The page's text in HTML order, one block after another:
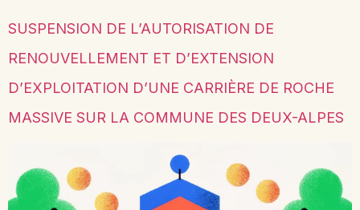
SUSPENSION DE L’AUTORISATION DE
RENOUVELLEMENT ET D’EXTENSION
D’EXPLOITATION D’UNE CARRIÈRE DE ROCHE
MASSIVE SUR LA COMMUNE DES DEUX-ALPES